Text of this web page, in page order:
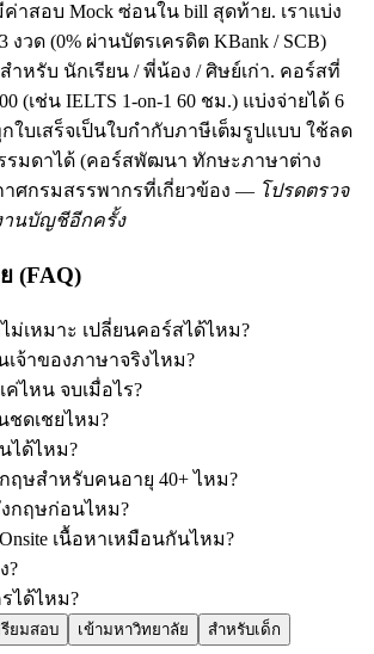
าสอบ Mock ซ่อนใน bill สุดท้าย. เราแบ่ง
งวด (0% ผ่านบัตรเครดิต KBank / SCB)
ำหรับ นักเรียน / พี่น้อง / ศิษย์เก่า. คอร์สที่
(เช่น IELTS 1-on-1 60 ชม.) แบ่งจ่ายได้ 6
กใบเสร็จเป็นใบกำกับภาษีเต็มรูปแบบ ใช้ลด
มดาได้ (คอร์สพัฒนา ทักษะภาษาต่าง
าศกรมสรรพากรที่เกี่ยวข้อง — โปรดตรวจ
นบัญชีอีกครั้ง
(FAQ)
ม่เหมาะ เปลี่ยนคอร์สได้ไหม?
เจ้าของภาษาจริงไหม?
ไหน จบเมื่อไร?
ชดเชยไหม?
ได้ไหม?
ฤษสำหรับคนอายุ 40+ ไหม?
กฤษก่อนไหม?
เนื้อหาเหมือนกันไหม?
?
ได้ไหม?
รียมสอบ เข้ามหาวิทยาลัย สำหรับเด็ก